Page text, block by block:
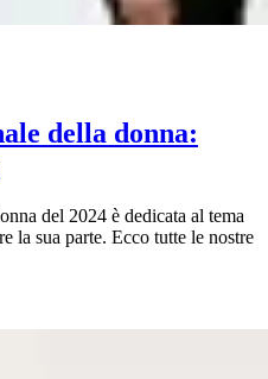
della donna:
del 2024 è dedicata al tema
la sua parte. Ecco tutte le nostre